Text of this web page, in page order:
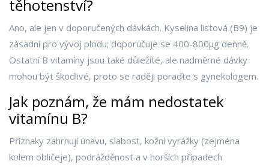
těhotenství?
Ano, ale jen v doporučených dávkách. Kyselina listová (B9) je
zásadní pro vývoj plodu; doporučuje se 400-800µg denně.
Ostatní B vitamíny jsou také důležité, ale nadměrné dávky
mohou být škodlivé, proto se raději poraďte s gynekologem.
Jak poznám, že mám nedostatek
vitamínu B?
Příznaky zahrnují únavu, slabost, kožní vyrážky (zejména
kolem obličeje), podrážděnost a v horších případech